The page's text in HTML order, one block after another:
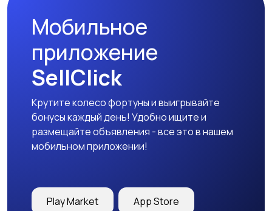
Мобильное
приложение
SellClick
Крутите колесо фортуны и выигрывайте
бонусы каждый день! Удобно ищите и
размещайте объявления - все это в нашем
мобильном приложении!
Play Market App Store